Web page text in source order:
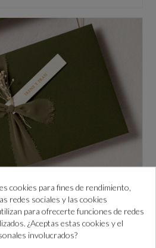
invitaciones boda con cinta
deshilachada
cookies para fines de rendimiento,
redes sociales y las cookies
para ofrecerte funciones de redes
¿Aceptas estas cookies y el
involucrados?